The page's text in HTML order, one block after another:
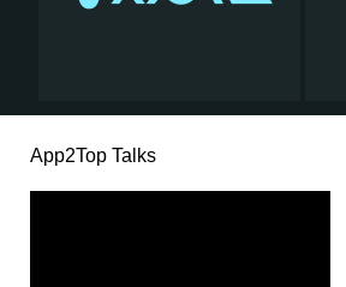
App2Top Talks